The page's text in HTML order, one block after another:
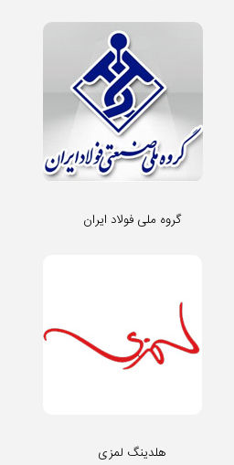
گروه ملی فولاد ایران
هلدینگ لمزی